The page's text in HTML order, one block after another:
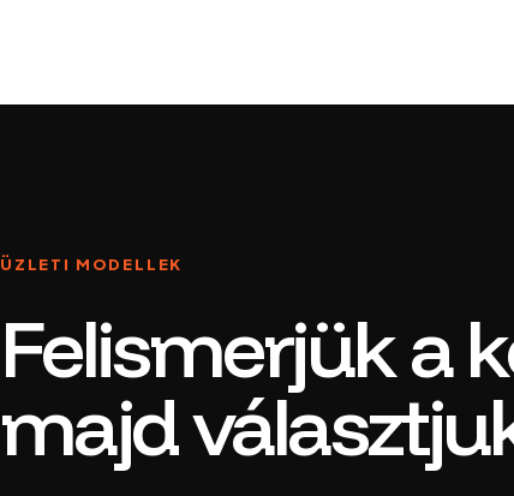
ÜZLETI MODELLEK
Felismerjük a
majd